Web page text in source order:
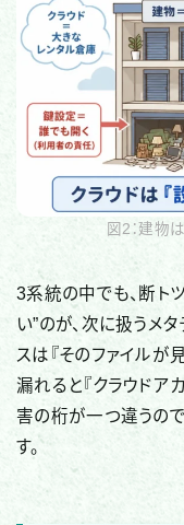
図2：建物
3系統の中でも、断ト
い”のが、次に扱うメ
スは『そのファイルが
漏れると『クラウドア
害の桁が一つ違うの
す。